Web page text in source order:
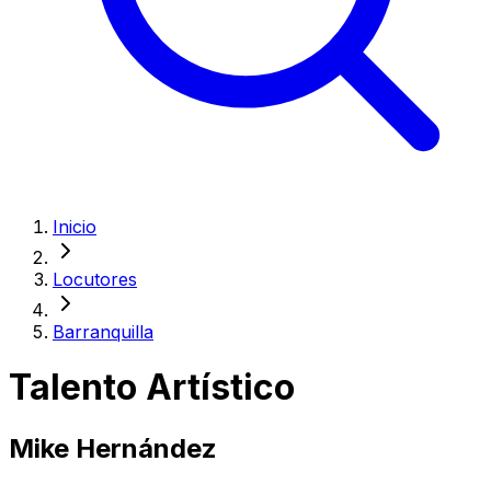
Inicio
Locutores
Barranquilla
Talento Artístico
Mike Hernández